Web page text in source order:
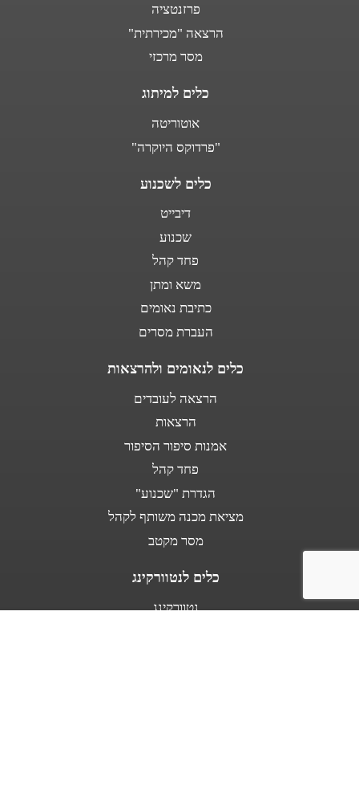
פרזנטציה
הרצאה "מכירתית"
מסר מרכזי
כלים למיתוג
אוטוריטה
"פרדוקס היוקרה"
כלים לשכנוע
דיבייט
שכנוע
פחד קהל
משא ומתן
כתיבת נאומים
העברת מסרים
כלים לנאומים ולהרצאות
הרצאה לעובדים
הרצאות
אמנות סיפור הסיפור
פחד קהל
הגדרת "שכנוע"
מציאת מכנה משותף לקהל
מסר מקטב
כלים לנטוורקינג
נטוורקינג